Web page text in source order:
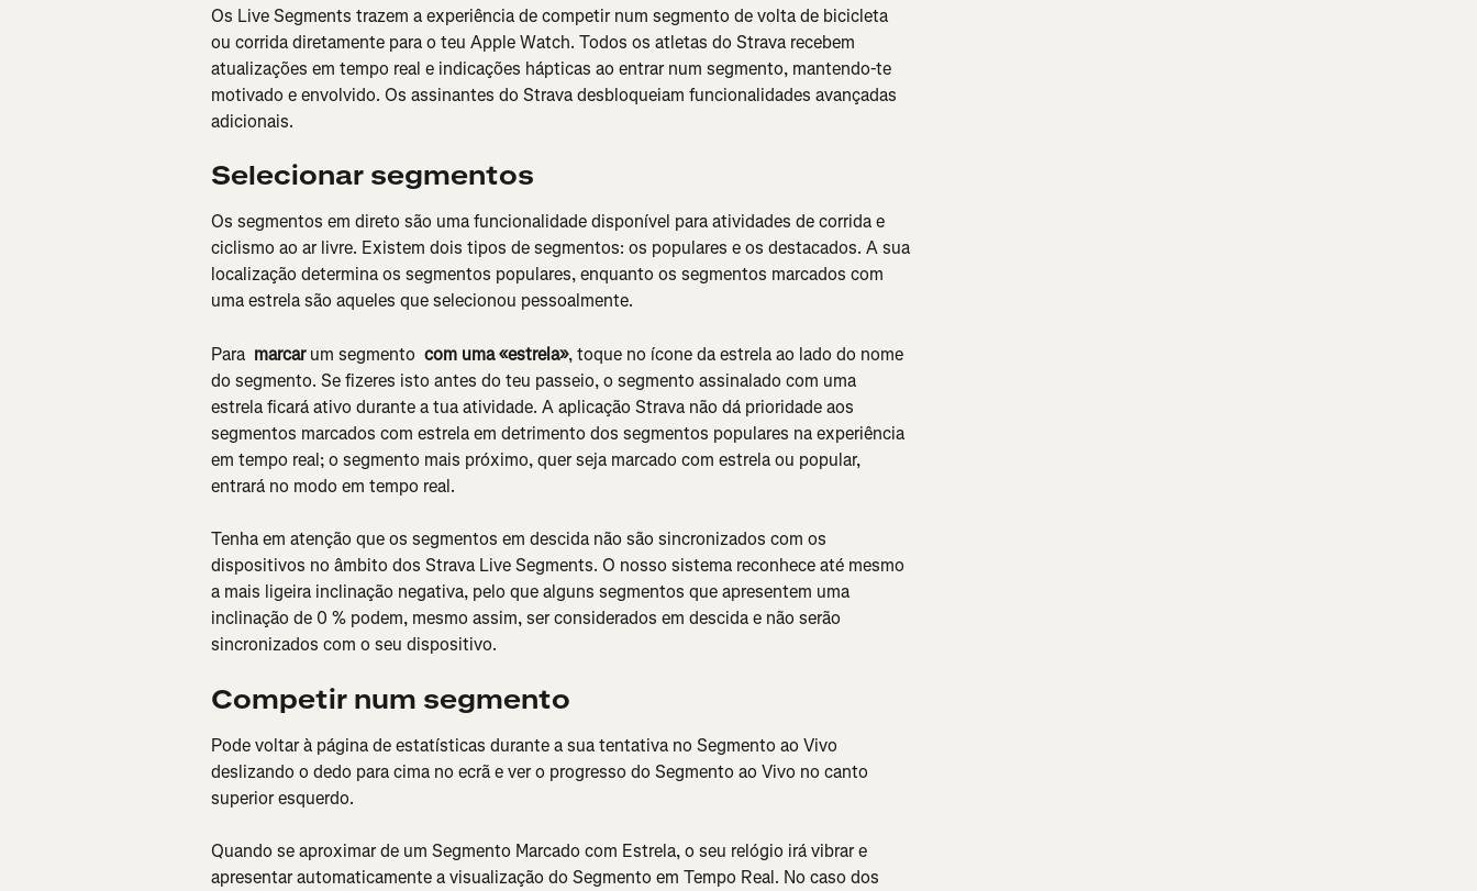
Os Live Segments trazem a experiência de competir num segmento de volta de bicicleta
ou corrida diretamente para o teu Apple Watch. Todos os atletas do Strava recebem
atualizações em tempo real e indicações hápticas ao entrar num segmento, mantendo-te
motivado e envolvido. Os assinantes do Strava desbloqueiam funcionalidades avançadas
adicionais.
Selecionar segmentos
Os segmentos em direto são uma funcionalidade disponível para atividades de corrida e
ciclismo ao ar livre. Existem dois tipos de segmentos: os populares e os destacados. A sua
localização determina os segmentos populares, enquanto os segmentos marcados com
uma estrela são aqueles que selecionou pessoalmente.
Para marcar um segmento com uma «estrela», toque no ícone da estrela ao lado do nome
do segmento. Se fizeres isto antes do teu passeio, o segmento assinalado com uma
estrela ficará ativo durante a tua atividade. A aplicação Strava não dá prioridade aos
segmentos marcados com estrela em detrimento dos segmentos populares na experiência
em tempo real; o segmento mais próximo, quer seja marcado com estrela ou popular,
entrará no modo em tempo real.
Tenha em atenção que os segmentos em descida não são sincronizados com os
dispositivos no âmbito dos Strava Live Segments. O nosso sistema reconhece até mesmo
a mais ligeira inclinação negativa, pelo que alguns segmentos que apresentem uma
inclinação de 0 % podem, mesmo assim, ser considerados em descida e não serão
sincronizados com o seu dispositivo.
Competir num segmento
Pode voltar à página de estatísticas durante a sua tentativa no Segmento ao Vivo
deslizando o dedo para cima no ecrã e ver o progresso do Segmento ao Vivo no canto
superior esquerdo.
Quando se aproximar de um Segmento Marcado com Estrela, o seu relógio irá vibrar e
apresentar automaticamente a visualização do Segmento em Tempo Real. No caso dos